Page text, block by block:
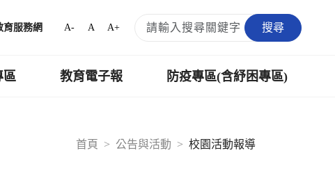
育服務網 A- A A+ 搜尋
區 教育電子報 防疫專區(含紓困專區)
首頁
公告與活動 校園活動報導